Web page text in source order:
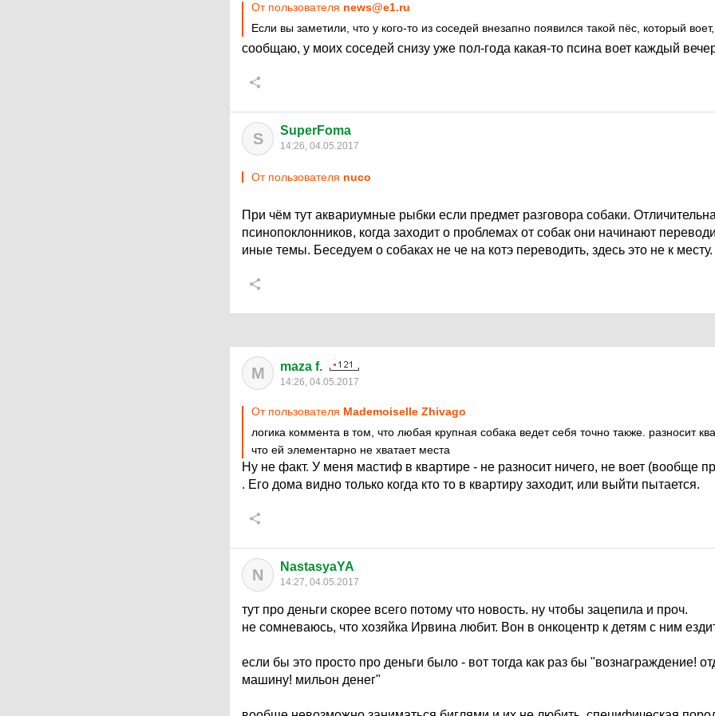
От пользователя news@e1.ru
Если вы заметили, что у кого-то из соседей внезапно появился такой пёс, который
сообщаю, у моих соседей снизу уже пол-года какая-то псина воет каждый
S SuperFoma
14:26, 04.05.2017
От пользователя nuco
При чём тут аквариумные рыбки если предмет разговора собаки.
псинопоклонников, когда заходит о проблемах от собак они начинают
иные темы. Беседуем о собаках не че на котэ переводить, здесь это не к месту.
M maza f.
14:26, 04.05.2017
От пользователя Mademoiselle Zhivago
логика коммента в том, что любая крупная собака ведет себя точно также. разносит
что ей элементарно не хватает места
Ну не факт. У меня мастиф в квартире - не разносит ничего, не воет (вообще
. Его дома видно только когда кто то в квартиру заходит, или выйти пытается.
N NastasyaYA
14:27, 04.05.2017
тут про деньги скорее всего потому что новость. ну чтобы зацепила и проч.
не сомневаюсь, что хозяйка Ирвина любит. Вон в онкоцентр к детям с ним
если бы это просто про деньги было - вот тогда как раз бы "вознаграждение!
машину! мильон денег"